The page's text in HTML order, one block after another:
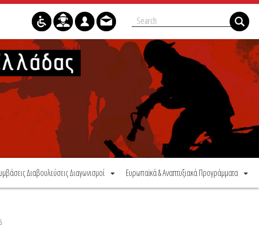
Διαβουλεύσεις Διαγωνισμοί Ευρωπαϊκά & Αναπτυξιακά Προγράμματα